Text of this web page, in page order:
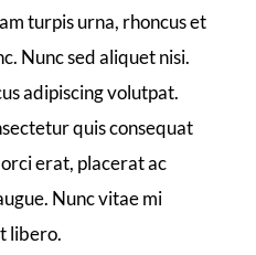
turpis urna, rhoncus et
Nunc sed aliquet nisi.
adipiscing volutpat.
quis consequat
erat, placerat ac
Nunc vitae mi
libero.